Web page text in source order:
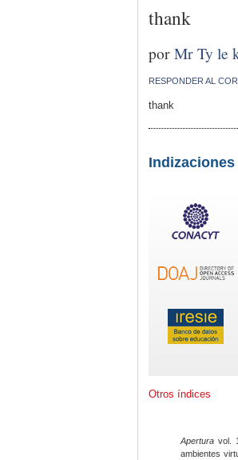
thank
porMr Ty le
RESPONDER AL
thank
Indizaciones
Otros índices
Apertura vol.
ambientes